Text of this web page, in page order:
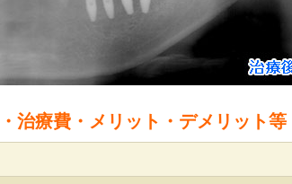
治療費・メリット・デメリット等